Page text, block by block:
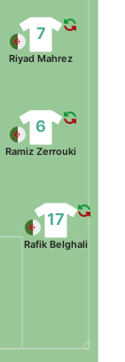
17
Rafik Belghali
6
Ramiz Zerrouki
7
Riyad Mahrez